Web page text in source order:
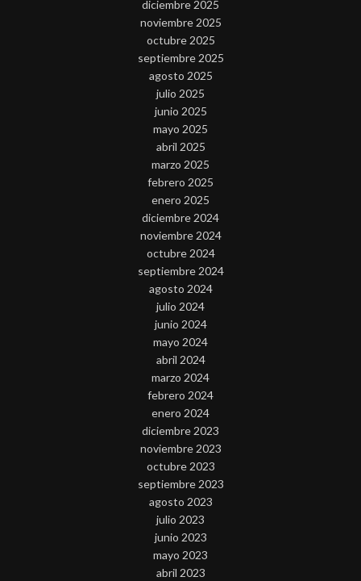
diciembre 2025
noviembre 2025
octubre 2025
septiembre 2025
agosto 2025
julio 2025
junio 2025
mayo 2025
abril 2025
marzo 2025
febrero 2025
enero 2025
diciembre 2024
noviembre 2024
octubre 2024
septiembre 2024
agosto 2024
julio 2024
junio 2024
mayo 2024
abril 2024
marzo 2024
febrero 2024
enero 2024
diciembre 2023
noviembre 2023
octubre 2023
septiembre 2023
agosto 2023
julio 2023
junio 2023
mayo 2023
abril 2023